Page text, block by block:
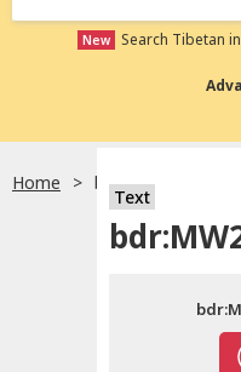
New Search Tibetan
Home
Text